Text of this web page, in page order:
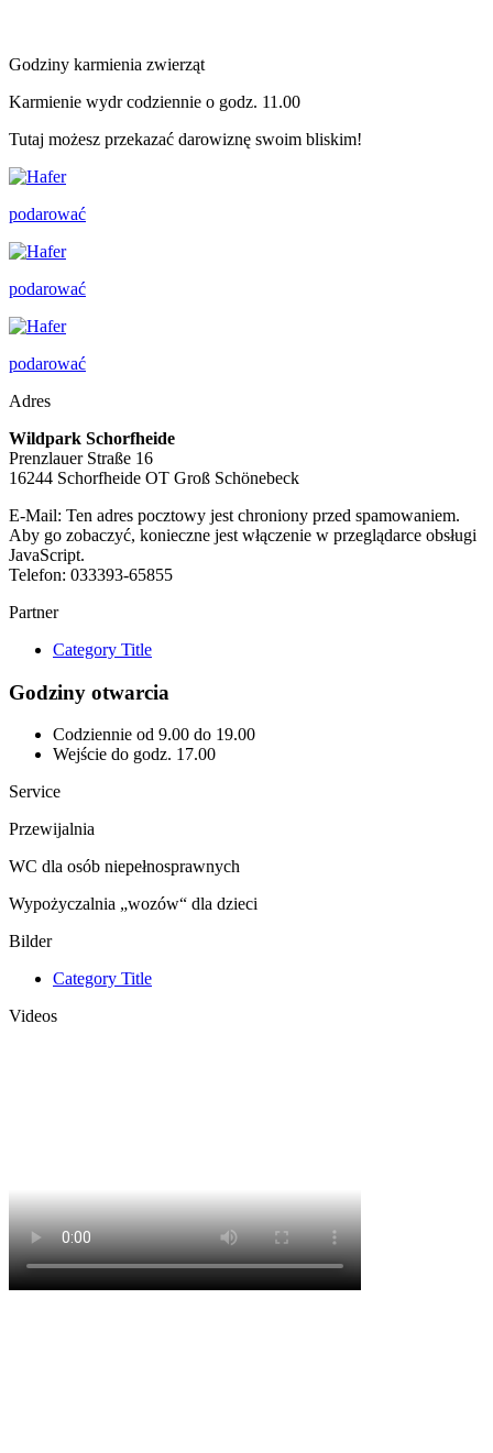
Godziny karmienia zwierząt
Karmienie wydr codziennie o godz. 11.00
Tutaj możesz przekazać darowiznę swoim bliskim!
podarować
podarować
podarować
Adres
Wildpark Schorfheide
Prenzlauer Straße 16
16244 Schorfheide OT Groß Schönebeck
E-Mail: Ten adres pocztowy jest chroniony przed spamowaniem.
Aby go zobaczyć, konieczne jest włączenie w przeglądarce obsługi
JavaScript.
Telefon: 033393-65855
Partner
Category Title
Godziny otwarcia
Codziennie od 9.00 do 19.00
Wejście do godz. 17.00
Service
Przewijalnia
WC dla osób niepełnosprawnych
Wypożyczalnia „wozów“ dla dzieci
Bilder
Category Title
Videos